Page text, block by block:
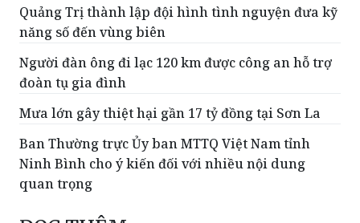
Quảng Trị thành lập đội hình tình nguyện đưa kỹ
năng số đến vùng biên
Người đàn ông đi lạc 120 km được công an hỗ trợ
đoàn tụ gia đình
Mưa lớn gây thiệt hại gần 17 tỷ đồng tại Sơn La
Ban Thường trực Ủy ban MTTQ Việt Nam tỉnh
Ninh Bình cho ý kiến đối với nhiều nội dung
quan trọng